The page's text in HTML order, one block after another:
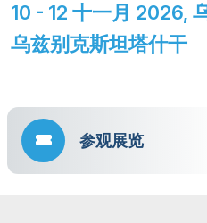
10 - 12 十一月 2026,
乌兹别克斯坦塔什干
参观展览